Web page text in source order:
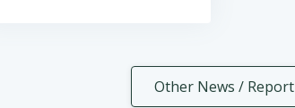
Other News / Report